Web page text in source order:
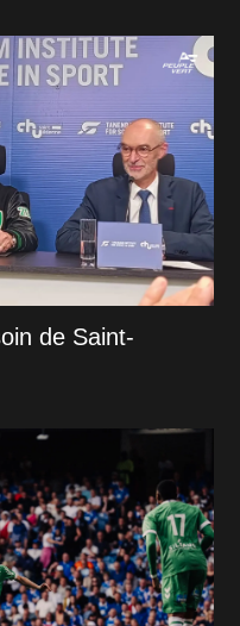
de Saint-